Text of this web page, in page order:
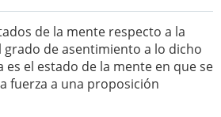
de la mente respecto a la
grado de asentimiento a lo dicho
es el estado de la mente en que se
fuerza a una proposición